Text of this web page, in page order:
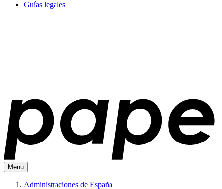
Guías legales
Menu
Administraciones de España